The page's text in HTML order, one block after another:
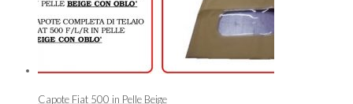
Capote Fiat 500 in Pelle Beige